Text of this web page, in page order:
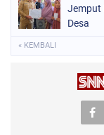
Jemput
Desa
« KEMBALI